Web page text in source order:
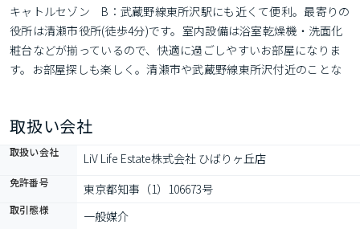
キャトルセゾン　B：武蔵野線東所沢駅にも近くて便利。最寄りの
役所は清瀬市役所(徒歩4分)です。室内設備は浴室乾燥機・洗面化
粧台などが揃っているので、快適に過ごしやすいお部屋になりま
す。お部屋探しも楽しく。清瀬市や武蔵野線東所沢付近のことな
取扱い会社
取扱い会社 LiV Life Estate株式会社 ひばりヶ丘店
免許番号 東京都知事（1）106673号
取引態様 一般媒介